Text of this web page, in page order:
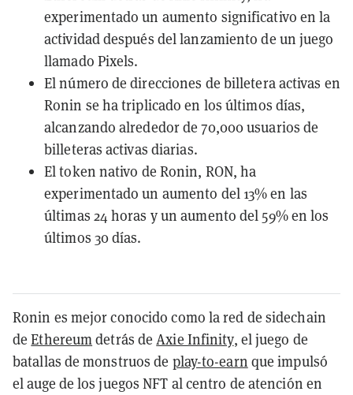
experimentado un aumento significativo en la
actividad después del lanzamiento de un juego
llamado Pixels.
El número de direcciones de billetera activas en
Ronin se ha triplicado en los últimos días,
alcanzando alrededor de 70,000 usuarios de
billeteras activas diarias.
El token nativo de Ronin, RON, ha
experimentado un aumento del 13% en las
últimas 24 horas y un aumento del 59% en los
últimos 30 días.
Ronin es mejor conocido como la red de sidechain
deEthereumdetrás deAxie Infinity, el juego de
batallas de monstruos de play-to-earn que impulsó
el auge de los juegos NFT al centro de atención en